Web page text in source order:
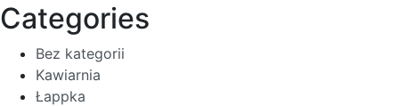
Categories
Bez kategorii
Kawiarnia
Łappka